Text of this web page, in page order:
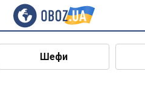
Шефи